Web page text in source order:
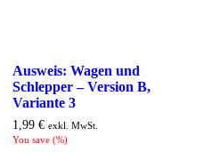
Ausweis: Wagen und
Schlepper – Version B,
Variante 3
1,99 € exkl. MwSt.
You save (%)